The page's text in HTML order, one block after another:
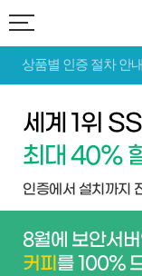
상품별 인증 절차 안내
세계 1위
최대 40%
인증에서 설치까지
8월에 보안서
커피 를 100%